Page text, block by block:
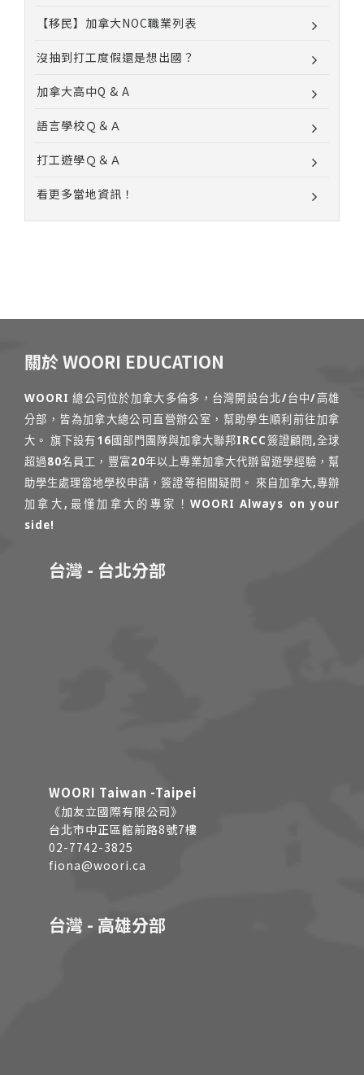
【移民】加拿大NOC職業列表
沒抽到打工度假還是想出國？
加拿大高中Q & A
語言學校Ｑ＆Ａ
打工遊學Ｑ＆Ａ
看更多當地資訊！
關於 WOORI EDUCATION
WOORI 總公司位於加拿大多倫多，台灣開設台北/台中/高雄
分部，皆為加拿大總公司直營辦公室，幫助學生順利前往加拿
大。 旗下設有16國部門團隊與加拿大聯邦IRCC簽證顧問,全球
超過80名員工，豐富20年以上專業加拿大代辦留遊學經驗，幫
助學生處理當地學校申請，簽證等相關疑問。 來自加拿大,專辦
加拿大,最懂加拿大的專家！WOORI Always on your
side!
台灣 - 台北分部
WOORI Taiwan -Taipei
《加友立國際有限公司》
台北市中正區館前路8號7樓
02-7742-3825
fiona@woori.ca
台灣 - 高雄分部